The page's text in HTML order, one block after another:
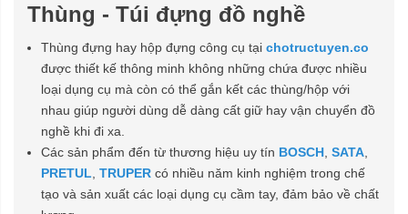
Thùng - Túi đựng đồ nghề
Thùng đựng hay hộp đựng công cụ tại chotructuyen.co
được thiết kế thông minh không những chứa được nhiều
loại dụng cụ mà còn có thể gắn kết các thùng/hộp với
nhau giúp người dùng dễ dàng cất giữ hay vận chuyển đồ
nghề khi đi xa.
Các sản phẩm đến từ thương hiệu uy tín BOSCH SATA
PRETUL TRUPER có nhiều năm kinh nghiệm trong chế
tạo và sản xuất các loại dụng cụ cầm tay, đảm bảo về chất